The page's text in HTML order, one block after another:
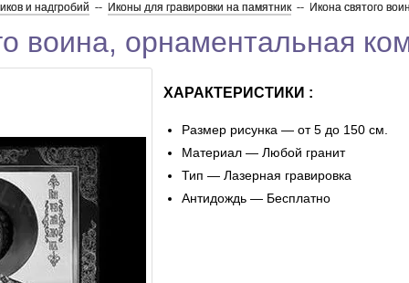
и надгробий -- Иконы для гравировки на памятник -- Икона святого
воина, орнаментальная
ХАРАКТЕРИСТИКИ :
Размер рисунка — от 5 до 150 см.
Материал — Любой гранит
Тип — Лазерная гравировка
Антидождь — Бесплатно